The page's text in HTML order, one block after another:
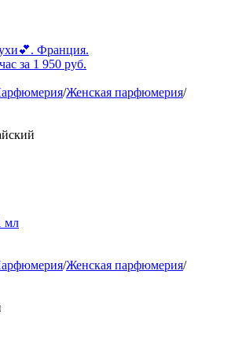
Франция.
за 1 950 руб.
/Женская парфюмерия/
мл
/Женская парфюмерия/